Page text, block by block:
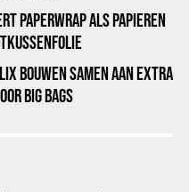
PAPERWRAP ALS PAPIEREN
BOUWEN SAMEN AAN EXTRA
BIG BAGS